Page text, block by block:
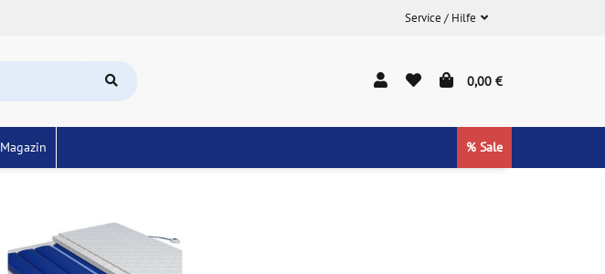
Service / Hilfe
0,00 €
Magazin % Sale